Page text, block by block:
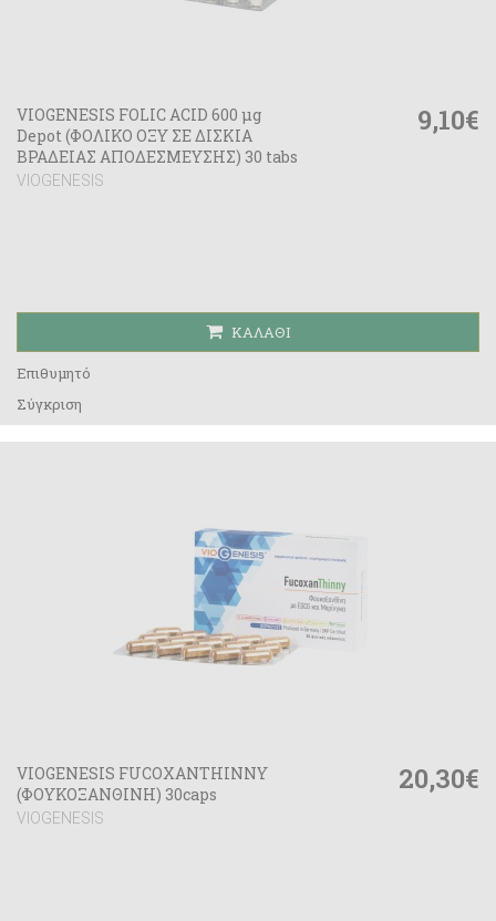
VIOGENESIS FOLIC ACID 600 μg
Depot (ΦOΛΙΚΟ ΟΞΥ ΣΕ ΔΙΣΚΙΑ
ΒΡΑΔΕΙΑΣ ΑΠΟΔΕΣΜΕΥΣΗΣ) 30 tabs
VIOGENESIS
9,10€
ΚΑΛΆΘΙ
Επιθυμητό
Σύγκριση
VIOGENESIS FUCOXANTHINNY
(ΦΟΥΚΟΞΑΝΘΙΝΗ) 30caps
VIOGENESIS
20,30€